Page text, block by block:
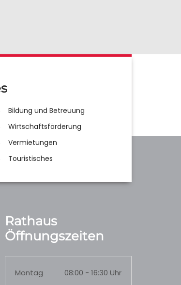
Bildung und Betreuung
Wirtschaftsförderung
Vermietungen
Touristisches
Rathaus
Öffnungszeiten
Montag
08:00 - 16:30 Uhr